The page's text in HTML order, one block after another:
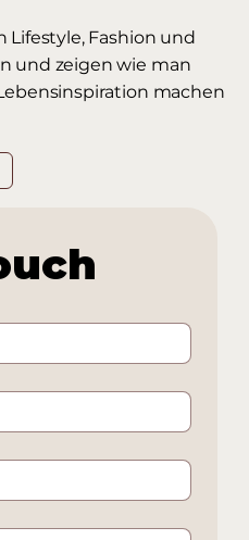
Fashion und
und zeigen wie man
machen